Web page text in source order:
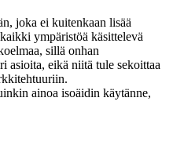
joka ei kuitenkaan lisää
ympäristöä käsittelevä
sillä onhan
asioita, eikä niitä tule sekoittaa
ainoa isoäidin käytänne,